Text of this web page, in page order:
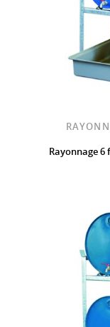
Rayonnage